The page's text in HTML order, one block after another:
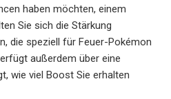
haben möchten, einem
Sie sich die Stärkung
die speziell für Feuer-Pokémon
außerdem über eine
wie viel Boost Sie erhalten